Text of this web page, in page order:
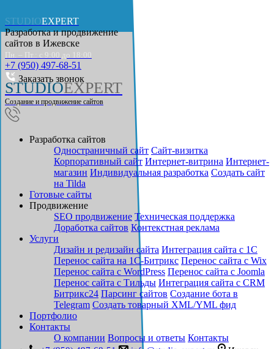
STUDIOEXPERT
Разработка и продвижение
сайтов в Ижевске
Пн. – Пт.: с 9:00 до 18:00
+7 (950) 497-68-51
Заказать звонок
STUDIOEXPERT
Создание и продвижение сайтов
Разработка сайтов
Одностраничный сайт Cайт-визитка
Корпоративный сайт Интернет-витрина Интернет-
магазин Индивидуальная разработка Создать сайт
на Tilda
Готовые сайты
Продвижение
SEO продвижение Техническая поддержка
Доработка сайтов Контекстная реклама
Услуги
Дизайн и редизайн сайта Интеграция сайта с 1С
Перенос сайта на 1С-Битрикс Перенос сайта с Wix
Перенос сайта с WordPress Перенос сайта с Joomla
Перенос сайта с Тильды Интеграция сайта с CRM
Битрикс24 Парсинг сайтов Создание бота в
Telegram Создать товарный XML/YML фид
Портфолио
Контакты
О компании Вопросы и ответы Контакты